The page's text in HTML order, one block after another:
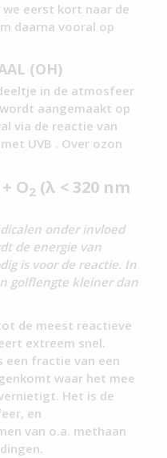
eerst kort naar de
daarna vooral op
(OH)
in de atmosfeer
aangemaakt op
via de reactie van
UVB . Over ozon
O2 (λ < 320 nm
onder invloed
de energie van
is voor de reactie. In
golflengte kleiner dan
de meest reactieve
extreem snel.
fractie van een
waar het mee
Het is de
en
van o.a. methaan